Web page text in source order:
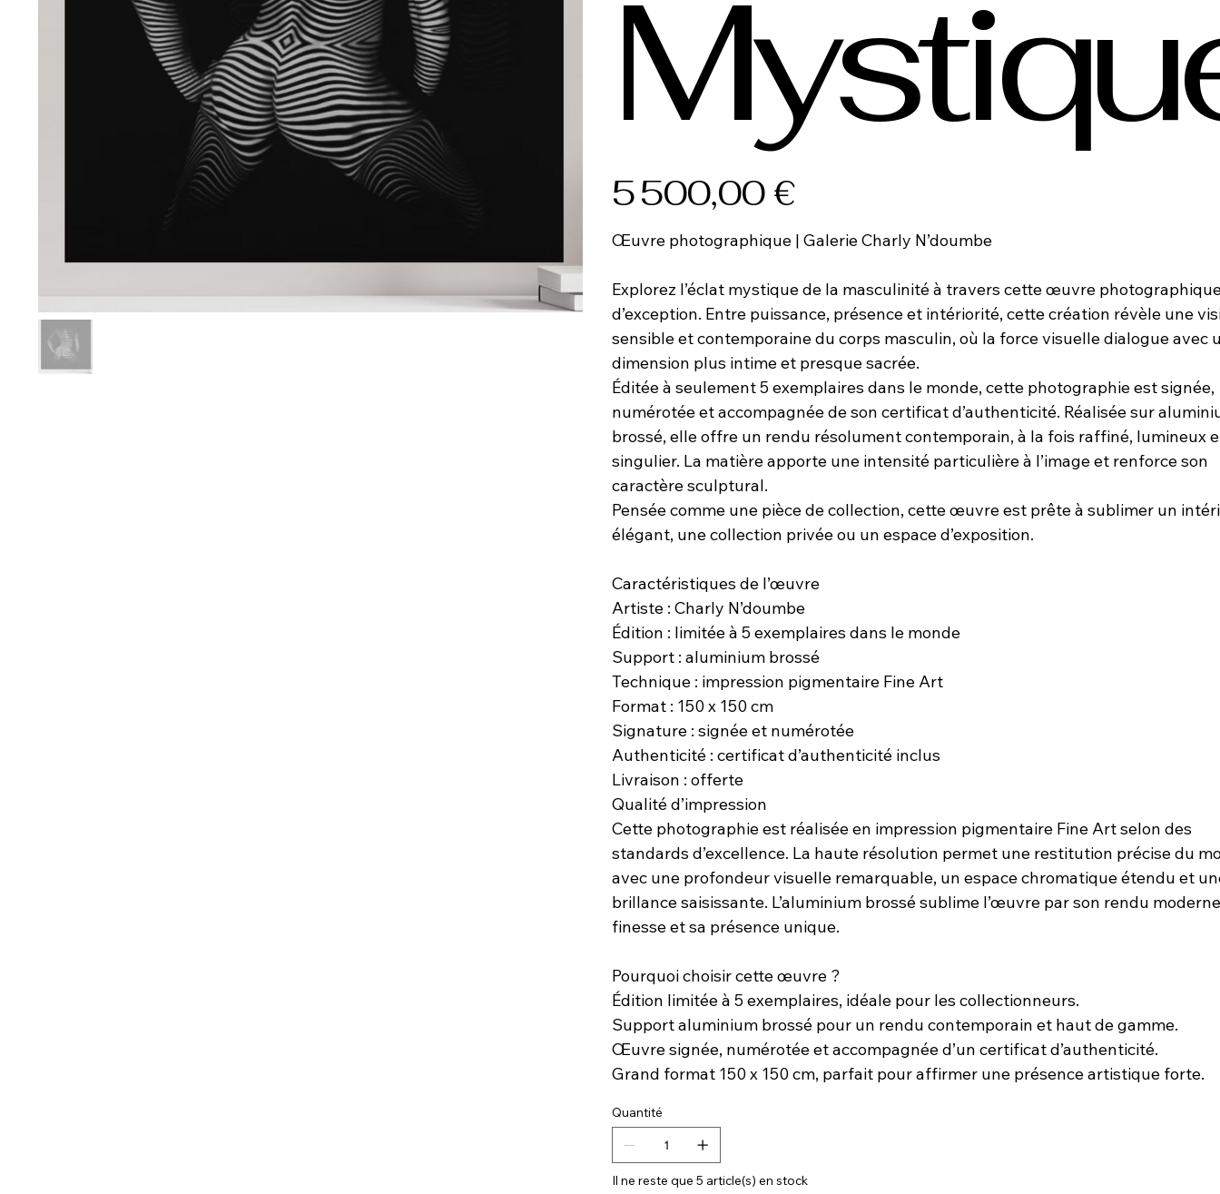
5 500,00 €
Œuvre photographique | Galerie Charly N’doumbe
Explorez l’éclat mystique de la masculinité à travers cette œuvre
d’exception. Entre puissance, présence et intériorité, cette création révèle une
sensible et contemporaine du corps masculin, où la force visuelle dialogue avec
dimension plus intime et presque sacrée.
Éditée à seulement 5 exemplaires dans le monde, cette photographie est signée,
numérotée et accompagnée de son certificat d’authenticité. Réalisée sur
brossé, elle offre un rendu résolument contemporain, à la fois raffiné, lumineux
singulier. La matière apporte une intensité particulière à l’image et renforce son
caractère sculptural.
Pensée comme une pièce de collection, cette œuvre est prête à sublimer un
élégant, une collection privée ou un espace d’exposition.
Caractéristiques de l’œuvre
Artiste : Charly N’doumbe
Édition : limitée à 5 exemplaires dans le monde
Support : aluminium brossé
Technique : impression pigmentaire Fine Art
Format : 150 x 150 cm
Signature : signée et numérotée
Authenticité : certificat d’authenticité inclus
Livraison : offerte
Qualité d’impression
Cette photographie est réalisée en impression pigmentaire Fine Art selon des
standards d’excellence. La haute résolution permet une restitution précise du
avec une profondeur visuelle remarquable, un espace chromatique étendu et
brillance saisissante. L’aluminium brossé sublime l’œuvre par son rendu
finesse et sa présence unique.
Pourquoi choisir cette œuvre ?
Édition limitée à 5 exemplaires, idéale pour les collectionneurs.
Support aluminium brossé pour un rendu contemporain et haut de gamme.
Œuvre signée, numérotée et accompagnée d’un certificat d’authenticité.
Grand format 150 x 150 cm, parfait pour affirmer une présence artistique forte.
Quantité
Il ne reste que 5 article(s) en stock